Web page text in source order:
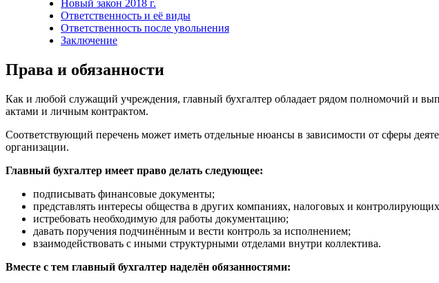
Новый закон 2018 г.
Ответственность и её виды
Ответственность после увольнения
Заключение
Права и обязанности
Как и любой служащий учреждения, главный бухгалтер обладает рядом полномочий и
актами и личным контрактом.
Соответствующий перечень может иметь отдельные нюансы в зависимости от сферы
организации.
Главный бухгалтер имеет право делать следующее:
подписывать финансовые документы;
представлять интересы общества в других компаниях, налоговых и
истребовать необходимую для работы документацию;
давать поручения подчинённым и вести контроль за исполнением;
взаимодействовать с иными структурными отделами внутри коллектива.
Вместе с тем главный бухгалтер наделён обязанностями: